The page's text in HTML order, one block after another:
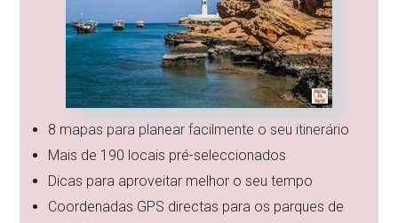
8 mapas para planear facilmente o seu itinerário
Mais de 190 locais pré-seleccionados
Dicas para aproveitar melhor o seu tempo
Coordenadas GPS directas para os parques de